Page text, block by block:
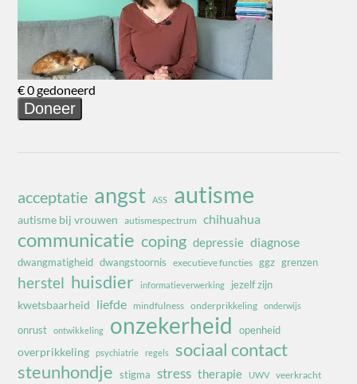
acceptatie angst ASS autisme
autisme bij vrouwen autismespectrum chihuahua
communicatie coping depressie diagnose
dwangmatigheid dwangstoornis executieve functies ggz grenzen
herstel huisdier informatieverwerking jezelf zijn
kwetsbaarheid liefde mindfulness onderprikkeling onderwijs
onrust ontwikkeling onzekerheid openheid
overprikkeling psychiatrie regels
sociaal contact
steunhondje stigma stress therapie UWV veerkracht